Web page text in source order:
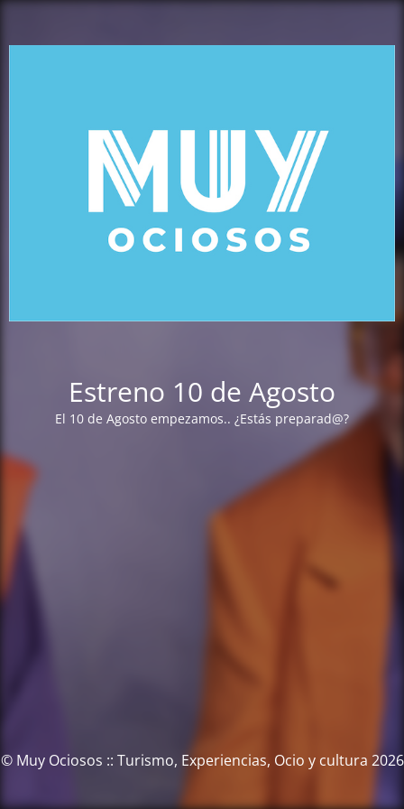
Estreno 10 de Agosto
El 10 de Agosto empezamos.. ¿Estás preparad@?
© Muy Ociosos :: Turismo, Experiencias, Ocio y cultura 2026